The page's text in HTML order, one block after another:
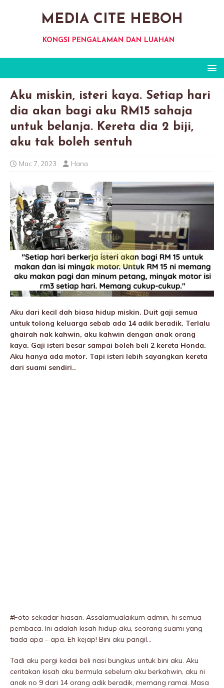
MEDIA CITE HEBOH
KONGSI PENGALAMAN DAN LUAHAN
Aku miskin, isteri kaya. Setiap hari
dia akan bagi aku RM15 sahaja
untuk belanja. Kereta dia 2 biji,
aku tak boleh sentuh
Mac 7, 2023 Hana
Aku dari kecil dah biasa hidup miskin. Duit gaji semua
untuk tolong keluarga sebab ada 14 adik beradik. Terlalu
ghairah nak kahwin, aku kahwin dengan anak orang
kaya. Gaji isteri besar sampai boleh beli 2 kereta Honda.
Aku hanya ada motor. Tapi isteri lebih sayangkan kereta
dari suami sendiri..
#Foto sekadar hiasan. Assalamualaikum admin, hi semua
pembaca. Ini adalah kisah hidup aku, seorang suami yang
tiada apa – apa. Eh kejap! Bini aku pangil…
Tadi aku pergi kedai beli nasi bungkus untuk bini aku. Aku
ceritakan kisah aku bermula sebelum aku berkahwin, aku ni
anak no 9 dari 14 orang adik beradik, memang ramai. Masa